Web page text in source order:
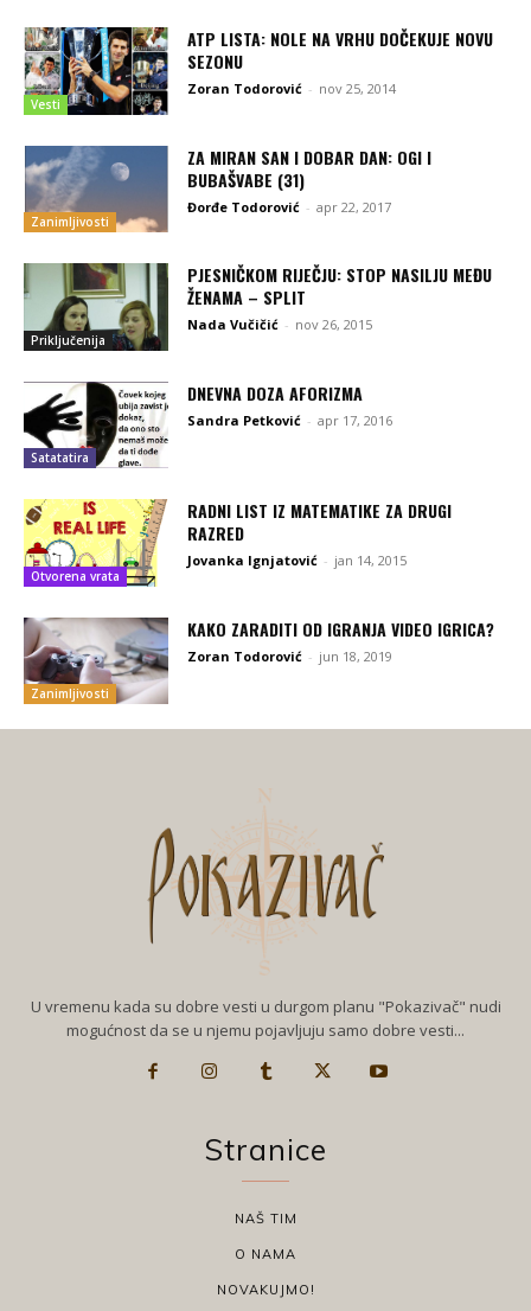
Vesti
ATP LISTA: NOLE NA VRHU DOČEKUJE NOVU
SEZONU
Zoran Todorović - nov 25, 2014
Zanimljivosti
ZA MIRAN SAN I DOBAR DAN: OGI I
BUBAŠVABE (31)
Đorđe Todorović - apr 22, 2017
Priključenija
PJESNIČKOM RIJEČJU: STOP NASILJU MEĐU
ŽENAMA – SPLIT
Nada Vučičić - nov 26, 2015
Satatatira
DNEVNA DOZA AFORIZMA
Sandra Petković - apr 17, 2016
Otvorena vrata
RADNI LIST IZ MATEMATIKE ZA DRUGI
RAZRED
Jovanka Ignjatović - jan 14, 2015
Zanimljivosti
KAKO ZARADITI OD IGRANJA VIDEO IGRICA?
Zoran Todorović - jun 18, 2019
U vremenu kada su dobre vesti u durgom planu "Pokazivač" nudi
mogućnost da se u njemu pojavljuju samo dobre vesti...
Stranice
NAŠ TIM
O NAMA
NOVAKUJMO!